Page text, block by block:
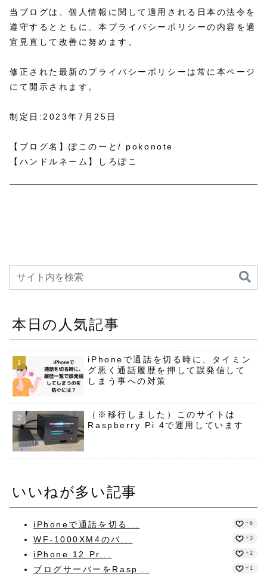
当ブログは、個人情報に関して適用される日本の法令を
遵守するとともに、本プライバシーポリシーの内容を適
宜見直して改善に努めます。
修正された最新のプライバシーポリシーは常に本ページ
にて開示されます。
制定日:2023年7月25日
【ブログ名】ぽこのーと/ pokonote
【ハンドルネーム】しろぽこ
本日の人気記事
iPhoneで通話を切る時に、タイミン
グ悪く通話履歴を押して誤発信して
しまう事への対策
（※移行しました）このサイトは
Raspberry Pi 4で運用しています
いいねが多い記事
iPhoneで通話を切る... +6
WF-1000XM4のバ... +3
iPhone 12 Pr... +2
ブログサーバーをRasp... +1